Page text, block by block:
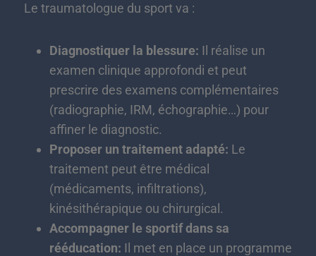
Le traumatologue du sport va :
Diagnostiquer la blessure: Il réalise un
examen clinique approfondi et peut
prescrire des examens complémentaires
(radiographie, IRM, échographie…) pour
affiner le diagnostic.
Proposer un traitement adapté: Le
traitement peut être médical
(médicaments, infiltrations),
kinésithérapique ou chirurgical.
Accompagner le sportif dans sa
rééducation: Il met en place un programme